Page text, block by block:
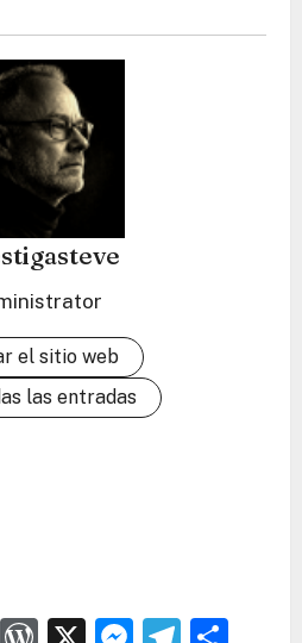
el sitio web
las entradas